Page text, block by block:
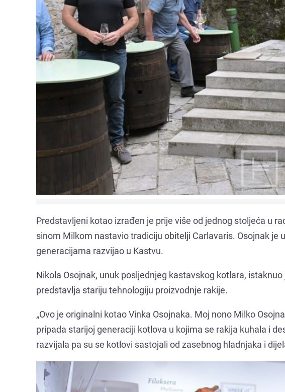
Predstavljeni kotao izrađen je prije više od jednog stoljeća u
sinom Milkom nastavio tradiciju obitelji Carlavaris. Osojnak je
generacijama razvijao u Kastvu.
Nikola Osojnak, unuk posljednjeg kastavskog kotlara,
predstavlja stariju tehnologiju proizvodnje rakije.
„Ovo je originalni kotao Vinka Osojnaka. Moj nono Milko
pripada starijoj generaciji kotlova u kojima se rakija kuhala i
razvijala pa su se kotlovi sastojali od zasebnog hladnjaka i